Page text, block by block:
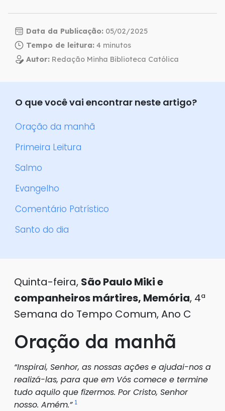
Data da Publicação: 05/02/2025
Tempo de leitura:
Autor: Redação Minha Biblioteca Católica
O que você vai encontrar neste artigo?
Oração da manhã
Primeira Leitura
Salmo
Evangelho
Comentário Patrístico
Santo do dia
Quinta-feira, São Paulo Miki e
companheiros mártires, Memória, 4ª
Semana do Tempo Comum, Ano C
Oração da manhã
“Inspirai, Senhor, as nossas ações e ajudai-nos a
realizá-las, para que em Vós comece e termine
tudo aquilo que fizermos. Por Cristo, Senhor
nosso. Amém.” 1